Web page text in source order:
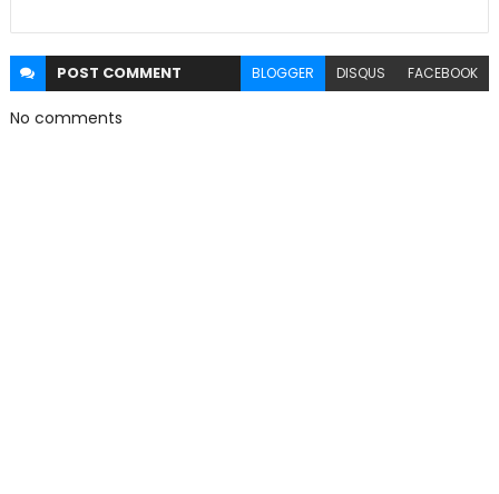
POST COMMENT BLOGGER DISQUS FACEBOOK
No comments